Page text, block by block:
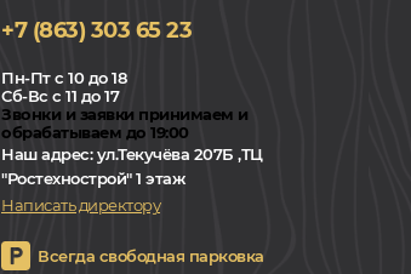
+7 (863) 303 65 23
Пн-Пт с 10 до 18
Сб-Вс с 11 до 17
Звонки и заявки принимаем и
обрабатываем до 19:00
Наш адрес:ул.Текучёва 207Б ,ТЦ
"Ростехнострой" 1 этаж
Написать директору
Всегда свободная парковка